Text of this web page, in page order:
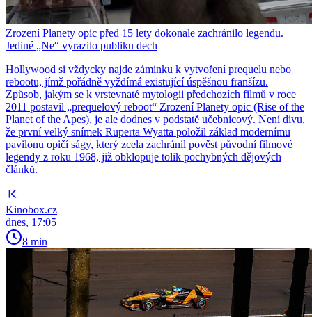
Zrození Planety opic před 15 lety dokonale zachránilo legendu.
Jediné „Ne“ vyrazilo publiku dech
Hollywood si vždycky najde záminku k vytvoření prequelu nebo
rebootu, jímž pořádně vyždímá existující úspěšnou franšízu.
Způsob, jakým se k vrstevnaté mytologii předchozích filmů v roce
2011 postavil „prequelový reboot“ Zrození Planety opic (Rise of the
Planet of the Apes), je ale dodnes v podstatě učebnicový. Není divu,
že první velký snímek Ruperta Wyatta položil základ modernímu
pavilonu opičí ságy, který zcela zachránil pověst původní filmové
legendy z roku 1968, již obklopuje tolik pochybných dějových
článků.
Kinobox.cz
dnes, 17:05
8 min